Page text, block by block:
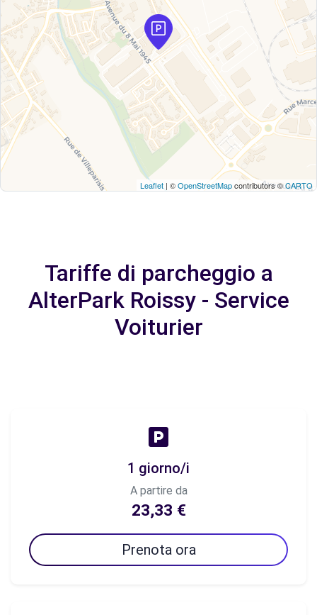
Leaflet | ©OpenStreetMapcontributors ©CARTO
Tariffe di parcheggio a
AlterPark Roissy - Service
Voiturier
1 giorno/i
A partire da
23,33 €
Prenota ora